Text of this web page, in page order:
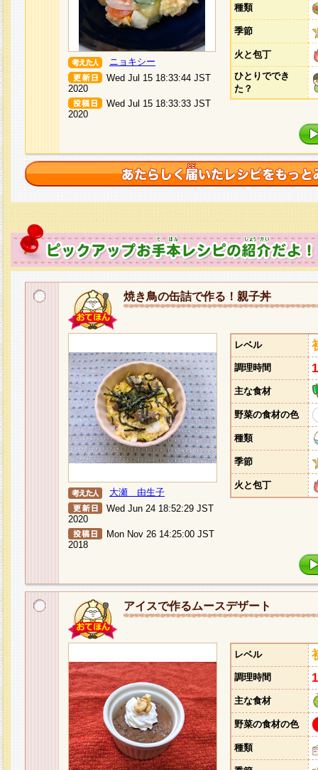
ニョキシー
Wed Jul 15 18:33:44 JST
2020
Wed Jul 15 18:33:33 JST
2020
種類
季節
火と包丁
ひとりででき
た？
焼き鳥の缶詰で作る！親子丼
大瀬 由生子
Wed Jun 24 18:52:29 JST
2020
Mon Nov 26 14:25:00 JST
2018
レベル
調理時間
主な食材
野菜の食材の色
種類
季節
火と包丁
アイスで作るムースデザート
レベル
調理時間
主な食材
野菜の食材の色
種類